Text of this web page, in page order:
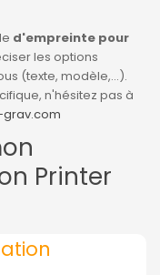
d'empreinte pour
les options
(texte, modèle,...).
n'hésitez pas à
Printer